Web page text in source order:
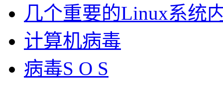
几个重要的Linux系统
计算机病毒
病毒S O S